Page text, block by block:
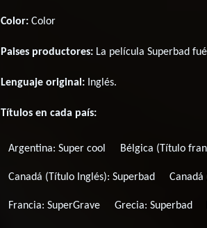
Color: Color
Paises productores: La película Superbad
Lenguaje original: Inglés.
Títulos en cada país:
Argentina: Super cool Bélgica (Título
Canadá (Título Inglés): Superbad
Francia: SuperGrave Grecia:Superbad